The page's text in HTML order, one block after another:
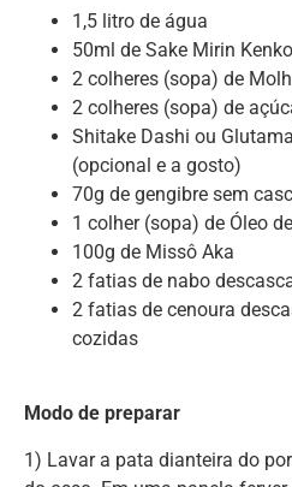
1,5 litro de água
50ml de Sake Mirin Kenko
2 colheres (sopa) de
2 colheres (sopa) de
Shitake Dashi ou
(opcional e a gosto)
70g de gengibre sem
1 colher (sopa) de Óleo
100g de Missô Aka
2 fatias de nabo
2 fatias de cenoura
cozidas
Modo de preparar
1) Lavar a pata dianteira do